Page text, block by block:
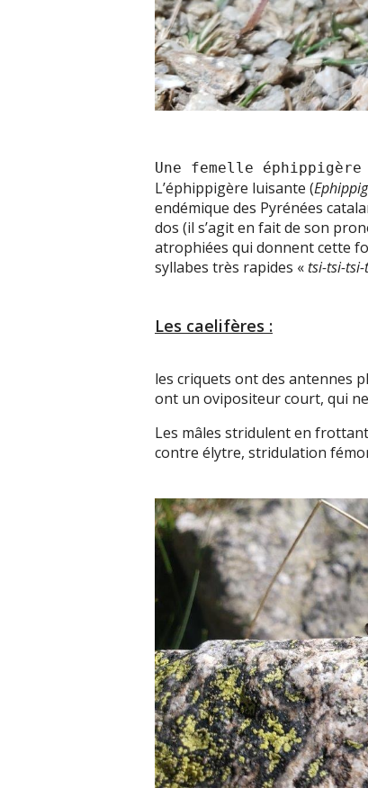
Une femelle
L’éphippigère luisante (
endémique des Pyrénées
dos (il s’agit en fait de son
atrophiées qui donnent cette
syllabes très rapides «tsi-tsi-tsi-
Les caelifères :
les criquets ont des antennes
ont un ovipositeur court, qui
Les mâles stridulent en
contre élytre, stridulation